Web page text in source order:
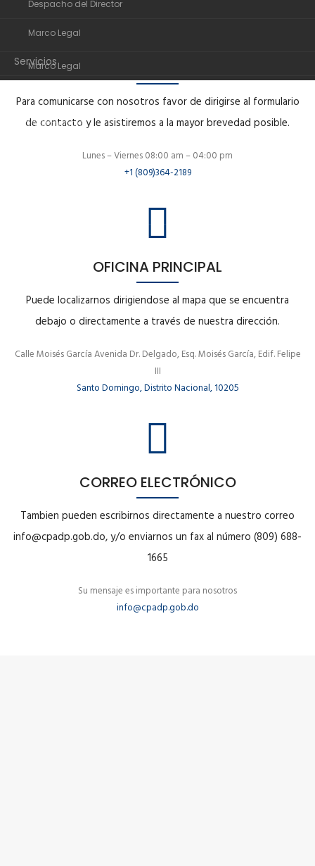
Organigrama
Despacho del Director
Marco Legal
Servicios
Transparencia
Despacho del Director
Marco Legal
Servicios
Noticias
Comunidad de ayuda
Para comunicarse con nosotros favor de dirigirse al formulario
de contacto y le asistiremos a la mayor brevedad posible.
Lunes – Viernes 08:00 am – 04:00 pm
+1 (809)364-2189
OFICINA PRINCIPAL
Puede localizarnos dirigiendose al mapa que se encuentra
debajo o directamente a través de nuestra dirección.
Calle Moisés García Avenida Dr. Delgado, Esq. Moisés García, Edif. Felipe
III
Santo Domingo, Distrito Nacional, 10205
CORREO ELECTRÓNICO
Tambien pueden escribirnos directamente a nuestro correo
info@cpadp.gob.do, y/o enviarnos un fax al número (809) 688-
1665
Su mensaje es importante para nosotros
info@cpadp.gob.do